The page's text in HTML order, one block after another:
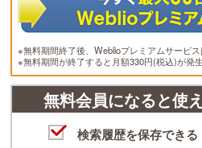
※無料期間終了後、Weblioプレミアムサービス
※無料期間が終了すると月額330円(税込)が発生
無料会員になると使
検索履歴を保存できる